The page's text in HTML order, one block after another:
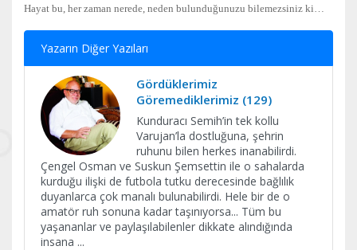
Hayat bu, her zaman nerede, neden bulunduğunuzu bilemezsiniz ki…
Yazarın Diğer Yazıları
Gördüklerimiz
Göremediklerimiz (129)
Kunduracı Semih’in tek kollu
Varujan’la dostluğuna, şehrin
ruhunu bilen herkes inanabilirdi.
Çengel Osman ve Suskun Şemsettin ile o sahalarda
kurduğu ilişki de futbola tutku derecesinde bağlılık
duyanlarca çok manalı bulunabilirdi. Hele bir de o
amatör ruh sonuna kadar taşınıyorsa... Tüm bu
yaşananlar ve paylaşılabilenler dikkate alındığında
insana ...